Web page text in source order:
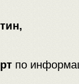
по